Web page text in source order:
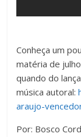
Conheça um
matéria de
quando do
música autoral:
araujo-
Por: Bosco